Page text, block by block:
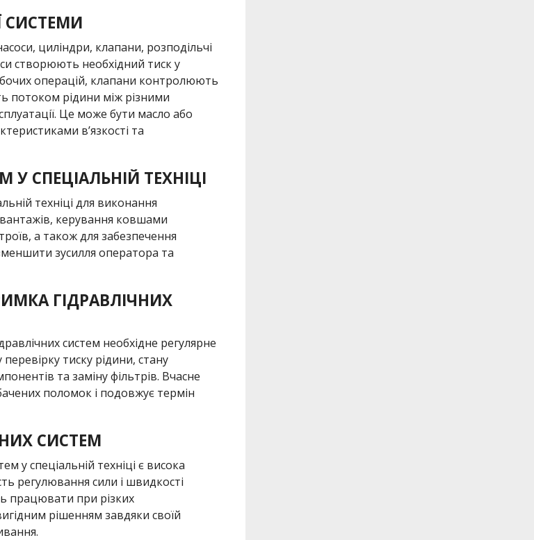
СИСТЕМИ
циліндри, клапани, розподільчі
створюють необхідний тиск у
операцій, клапани контролюють
потоком рідини між різними
Це може бути масло або
в’язкості та
СПЕЦІАЛЬНІЙ ТЕХНІЦІ
техніці для виконання
керування ковшами
а також для забезпечення
зусилля оператора та
ГІДРАВЛІЧНИХ
систем необхідне регулярне
тиску рідини, стану
та заміну фільтрів. Вчасне
поломок і подовжує термін
СИСТЕМ
у спеціальній техніці є висока
регулювання сили і швидкості
працювати при різких
рішенням завдяки своїй